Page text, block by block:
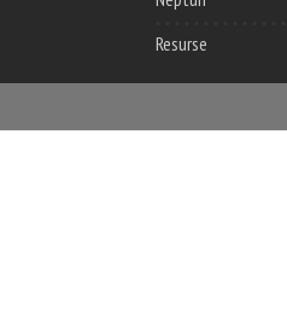
Resurse